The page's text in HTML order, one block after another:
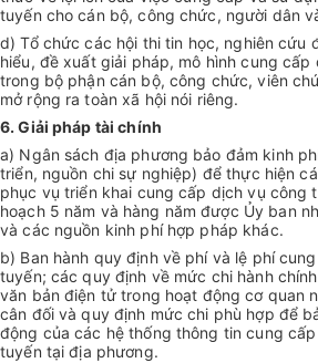
tuyến cho cán bộ, công chức, người dân
d) Tổ chức các hội thi tin học, nghiên cứu
hiểu, đề xuất giải pháp, mô hình cung
trong bộ phận cán bộ, công chức, viên
mở rộng ra toàn xã hội nói riêng.
6. Giải pháp tài chính
a) Ngân sách địa phương bảo đảm kinh
triển, nguồn chi sự nghiệp) để thực hiện
phục vụ triển khai cung cấp dịch vụ công
hoạch 5 năm và hàng năm được Ủy ban
và các nguồn kinh phí hợp pháp khác.
b) Ban hành quy định về phí và lệ phí
tuyến; các quy định về mức chi hành
văn bản điện tử trong hoạt động cơ quan
cân đối và quy định mức chi phù hợp để
động của các hệ thống thông tin cung
tuyến tại địa phương.